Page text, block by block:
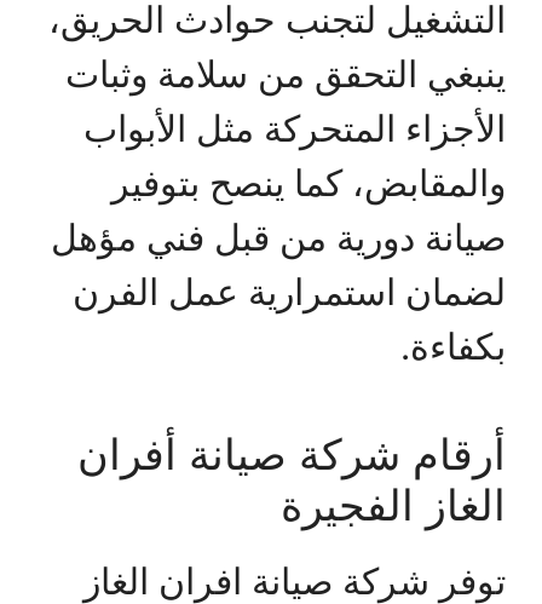
التشغيل لتجنب حوادث الحريق،
ينبغي التحقق من سلامة وثبات
الأجزاء المتحركة مثل الأبواب
والمقابض، كما ينصح بتوفير
صيانة دورية من قبل فني مؤهل
لضمان استمرارية عمل الفرن
بكفاءة.
أرقام شركة صيانة أفران
الغاز الفجيرة
توفر شركة صيانة افران الغاز